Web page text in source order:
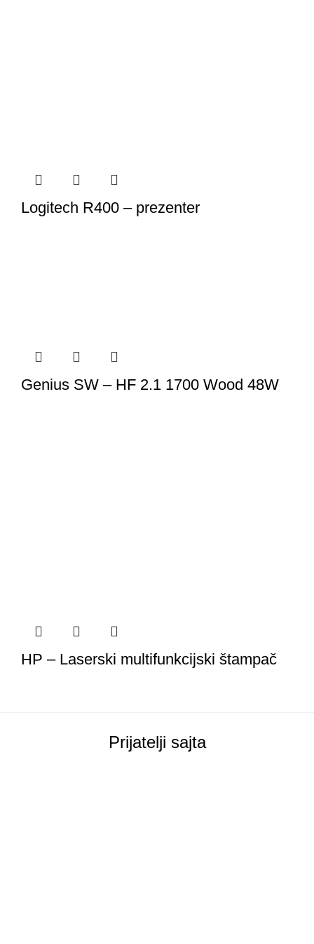
Logitech R400 – prezenter
Genius SW – HF 2.1 1700 Wood 48W
HP – Laserski multifunkcijski štampač
Prijatelji sajta